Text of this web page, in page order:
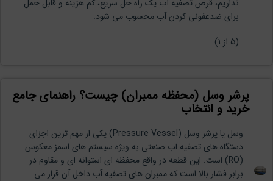
نداریم، قرص تصفیه آب یک راه حل سریع، کم هزینه و قابل حمل
برای ضدعفونی کردن آب محسوب می شود.
(
5 از 1)
پرشر وسل (محفظه ممبران) چیست؟ راهنمای جامع
خرید و انتخاب
وسل یا پرشر وسل (Pressure Vessel) یکی از مهم ترین اجزای
دستگاه های تصفیه آب صنعتی به ویژه سیستم های اسمز معکوس
(RO) است. این قطعه در واقع محفظه ای استوانه ای و مقاوم در
برابر فشار بالا است که ممبران های تصفیه آب داخل آن قرار می